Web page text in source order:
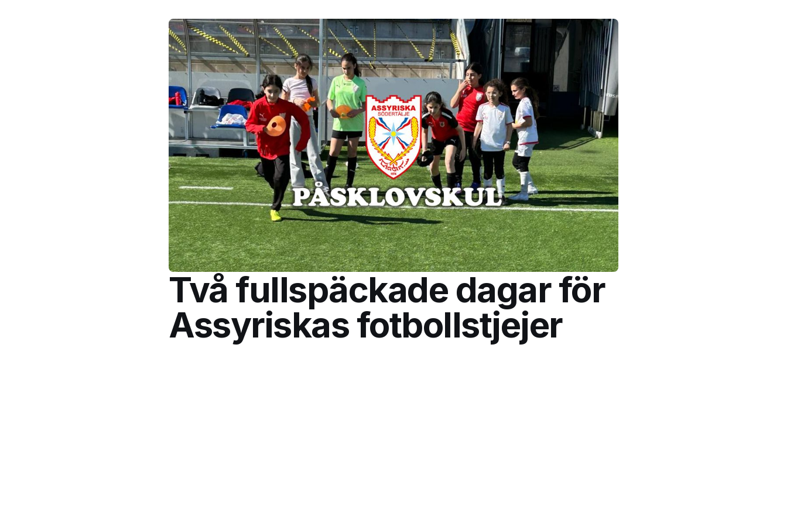
Två fullspäckade dagar för
Assyriskas fotbollstjejer